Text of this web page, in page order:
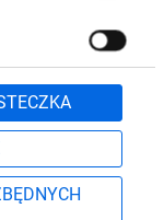
600